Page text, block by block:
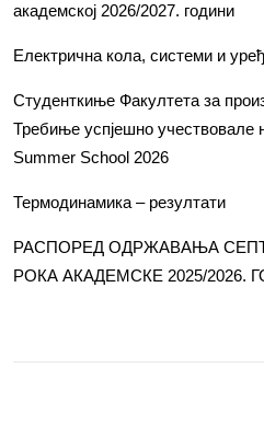
академској 2026/2027. години
Електрична кола, системи и
Студенткиње Факултета за
Требиње успјешно учествовале
Summer School 2026
Термодинамика – резултати
РАСПОРЕД ОДРЖАВАЊА
РОКА АКАДЕМСКЕ 2025/2026.